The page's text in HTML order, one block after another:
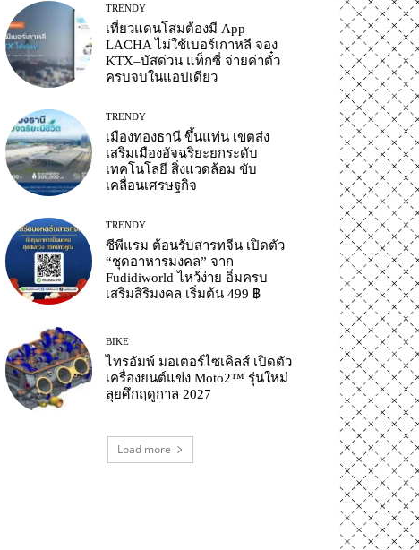
TRENDY
เที่ยวแดนโสมต้องมี App
LACHA ไม่ใช้เบอร์เกาหลี จอง
KTX–บัสด่วน แท็กซี่ จ่ายค่าตั๋ว
ครบจบในแอปเดียว
TRENDY
เมืองทองธานี ขึ้นแท่น เขตส่ง
เสริมเมืองอัจฉริยะยกระดับ
เทคโนโลยี สิ่งแวดล้อม ขับ
เคลื่อนเศรษฐกิจ
TRENDY
ซีพีแรม ต้อนรับสารทจีน เปิดตัว
“ชุดอาหารมงคล” จาก
Fudidiworld ไหว้ง่าย อิ่มครบ
เสริมสิริมงคล เริ่มต้น 499 ฿
BIKE
ไทรอัมพ์ มอเตอร์ไซเคิลส์ เปิดตัว
เครื่องยนต์แข่ง Moto2™ รุ่นใหม่
ลุยศึกฤดูกาล 2027
Load more